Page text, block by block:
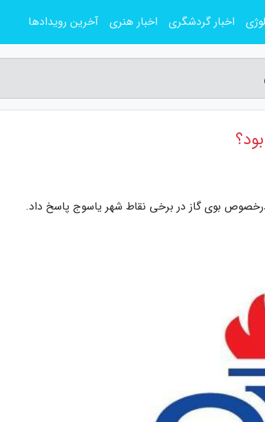
بوی گاز در برخی نقاط شهر یاسوج پاسخ داد.
اخبار گردشگری اخبار هنری آخرین رویدادها